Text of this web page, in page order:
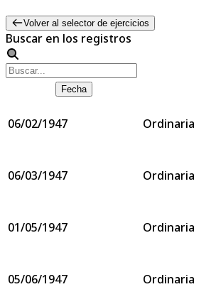
Volver al selector de ejercicios
Buscar en los registros
Fecha
06/02/1947 Ordinaria
06/03/1947 Ordinaria
01/05/1947 Ordinaria
05/06/1947 Ordinaria